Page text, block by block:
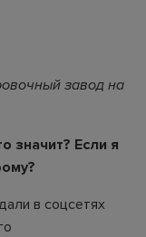
завод на
значит? Если я
в соцсетях